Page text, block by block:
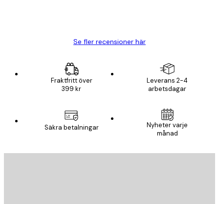
Se fler recensioner här
Fraktfritt över
399 kr
Leverans 2-4
arbetsdagar
Säkra betalningar
Nyheter varje
månad